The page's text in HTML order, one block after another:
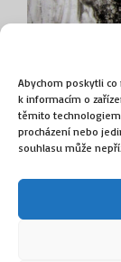
Abychom poskytli
k informacím o
těmito
procházení nebo
souhlasu může